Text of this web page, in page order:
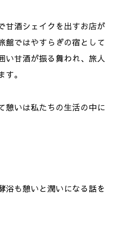
甘酒シェイクを出すお店が
館ではやすらぎの宿として
い甘酒が振る舞われ、旅人
。
憩いは私たちの生活の中に
浴も憩いと潤いになる話を